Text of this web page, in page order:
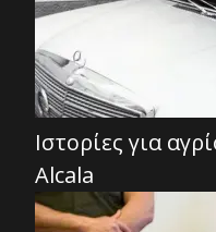
Ιστορίες για
Alcala